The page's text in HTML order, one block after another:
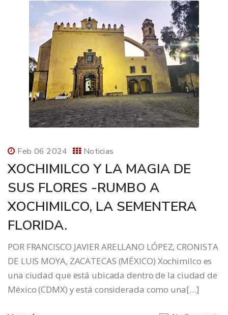
Feb 06 2024 Noticias
XOCHIMILCO Y LA MAGIA DE
SUS FLORES -RUMBO A
XOCHIMILCO, LA SEMENTERA
FLORIDA.
POR FRANCISCO JAVIER ARELLANO LÓPEZ, CRONISTA
DE LUIS MOYA, ZACATECAS (MÉXICO) Xochimilco es
una ciudad que está ubicada dentro de la ciudad de
México (CDMX) y está considerada como una[…]